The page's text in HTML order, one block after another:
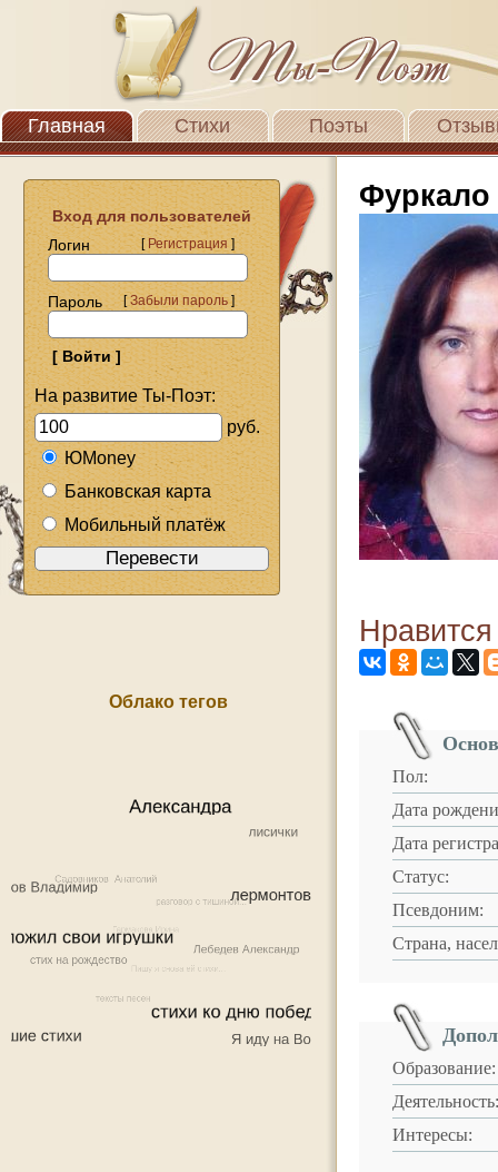
Главная Стихи Поэты
Вход для пользователей
Логин
[Регистрация]
Пароль [Забыли пароль]
На развитие Ты-Поэт:
руб.
ЮMoney
Банковская карта
Мобильный платёж
Облако тегов
Фуркало
Пол:
Дата
Дата
Статус:
Псевдоним:
Страна,
Образование:
Деятельность:
Интересы: